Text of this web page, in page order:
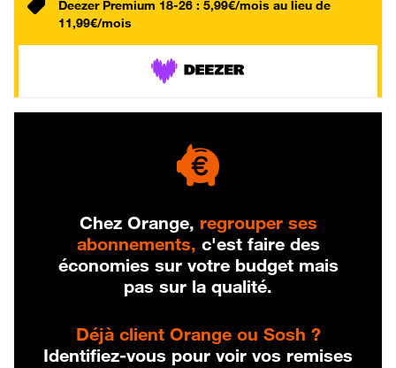
Deezer Premium 18-26 : 5,99€/mois au lieu de
11,99€/mois
Chez Orange, regrouper ses
abonnements, c'est faire des
économies sur votre budget mais
pas sur la qualité.
Déjà client Orange ou Sosh ?
Identifiez-vous pour voir vos remises